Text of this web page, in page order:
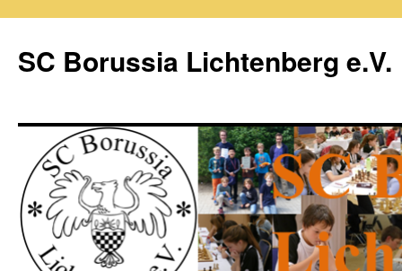
springen
SC Borussia Lichtenberg e.V.